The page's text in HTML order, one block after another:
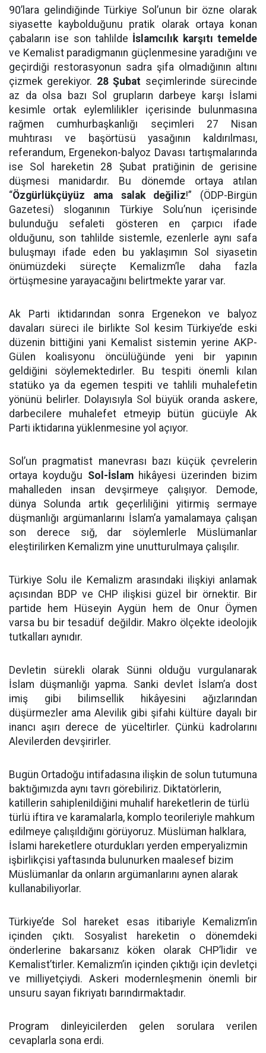
90’lara gelindiğinde Türkiye Sol’unun bir özne olarak
siyasette kaybolduğunu pratik olarak ortaya konan
çabaların ise son tahlilde İslamcılık karşıtı temelde
ve Kemalist paradigmanın güçlenmesine yaradığını ve
geçirdiği restorasyonun sadra şifa olmadığının altını
çizmek gerekiyor. 28 Şubat seçimlerinde sürecinde
az da olsa bazı Sol grupların darbeye karşı İslami
kesimle ortak eylemlilikler içerisinde bulunmasına
rağmen cumhurbaşkanlığı seçimleri 27 Nisan
muhtırası ve başörtüsü yasağının kaldırılması,
referandum, Ergenekon-balyoz Davası tartışmalarında
ise Sol hareketin 28 Şubat pratiğinin de gerisine
düşmesi manidardır. Bu dönemde ortaya atılan
“Özgürlükçüyüz ama salak değiliz!” (ÖDP-Birgün
Gazetesi) sloganının Türkiye Solu’nun içerisinde
bulunduğu sefaleti gösteren en çarpıcı ifade
olduğunu, son tahlilde sistemle, ezenlerle aynı safa
buluşmayı ifade eden bu yaklaşımın Sol siyasetin
önümüzdeki süreçte Kemalizm’le daha fazla
örtüşmesine yarayacağını belirtmekte yarar var.
Ak Parti iktidarından sonra Ergenekon ve balyoz
davaları süreci ile birlikte Sol kesim Türkiye’de eski
düzenin bittiğini yani Kemalist sistemin yerine AKP-
Gülen koalisyonu öncülüğünde yeni bir yapının
geldiğini söylemektedirler. Bu tespiti önemli kılan
statüko ya da egemen tespiti ve tahlili muhalefetin
yönünü belirler. Dolayısıyla Sol büyük oranda askere,
darbecilere muhalefet etmeyip bütün gücüyle Ak
Parti iktidarına yüklenmesine yol açıyor.
Sol’un pragmatist manevrası bazı küçük çevrelerin
ortaya koyduğu Sol-İslamhikâyesi üzerinden bizim
mahalleden insan devşirmeye çalışıyor. Demode,
dünya Solunda artık geçerliliğini yitirmiş sermaye
düşmanlığı argümanlarını İslam’a yamalamaya çalışan
son derece sığ, dar söylemlerle Müslümanlar
eleştirilirken Kemalizm yine unutturulmaya çalışılır.
Türkiye Solu ile Kemalizm arasındaki ilişkiyi anlamak
açısından BDP ve CHP ilişkisi güzel bir örnektir. Bir
partide hem Hüseyin Aygün hem de Onur Öymen
varsa bu bir tesadüf değildir. Makro ölçekte ideolojik
tutkalları aynıdır.
Devletin sürekli olarak Sünni olduğu vurgulanarak
İslam düşmanlığı yapma. Sanki devlet İslam’a dost
imiş gibi bilimsellik hikâyesini ağızlarından
düşürmezler ama Alevilik gibi şifahi kültüre dayalı bir
inancı aşırı derece de yüceltirler. Çünkü kadrolarını
Alevilerden devşirirler.
Bugün Ortadoğu intifadasına ilişkin de solun tutumuna
baktığımızda aynı tavrı görebiliriz. Diktatörlerin,
katillerin sahiplenildiğini muhalif hareketlerin de türlü
türlü iftira ve karamalarla, komplo teorileriyle mahkum
edilmeye çalışıldığını görüyoruz. Müslüman halklara,
İslami hareketlere oturdukları yerden emperyalizmin
işbirlikçisi yaftasında bulunurken maalesef bizim
Müslümanlar da onların argümanlarını aynen alarak
kullanabiliyorlar.
Türkiye’de Sol hareket esas itibariyle Kemalizm’in
içinden çıktı. Sosyalist hareketin o dönemdeki
önderlerine bakarsanız köken olarak CHP’lidir ve
Kemalist’tirler. Kemalizm’in içinden çıktığı için devletçi
ve milliyetçiydi. Askeri modernleşmenin önemli bir
unsuru sayan fikriyatı barındırmaktadır.
Program dinleyicilerden gelen sorulara verilen
cevaplarla sona erdi.